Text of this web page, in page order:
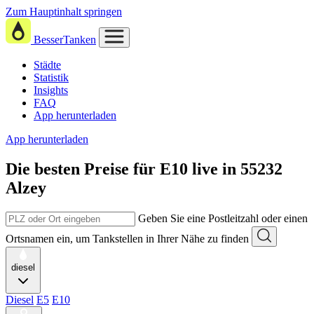
Zum Hauptinhalt springen
BesserTanken
Städte
Statistik
Insights
FAQ
App herunterladen
App herunterladen
Die besten Preise für E10 live in 55232
Alzey
Geben Sie eine Postleitzahl oder einen
Ortsnamen ein, um Tankstellen in Ihrer Nähe zu finden
diesel
Diesel E5 E10